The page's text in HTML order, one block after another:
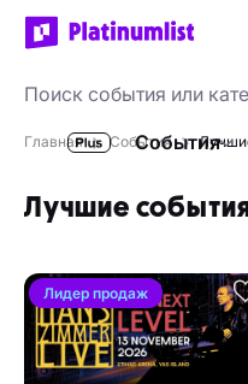
События
Главная События
Лучшие
Лидер продаж